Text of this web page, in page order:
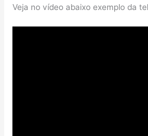
Veja no vídeo abaixo exemplo da